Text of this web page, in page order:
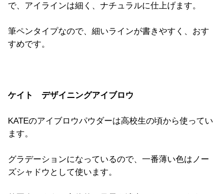
で、 アイラインは細く、ナチュラルに仕上げます。
筆ペンタイプなので、細いラインが書きやすく、おす
すめです。
ケイト デザイニングアイブロウ
KATEのアイブロウパウダーは高校生の頃から使ってい
ます。
グラデーションになっているので、 一番薄い色はノー
ズシャドウとして使います。